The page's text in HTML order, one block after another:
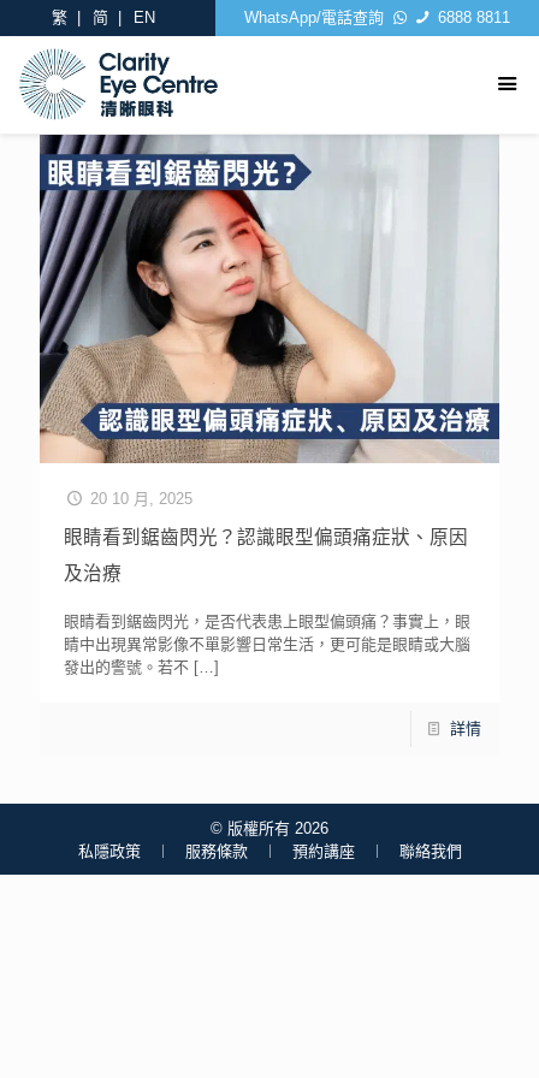
繁 简 EN WhatsApp/電話查詢 6888 8811
20 10 月, 2025
眼睛看到鋸齒閃光？認識眼型偏頭痛症狀、原因
及治療
眼睛看到鋸齒閃光，是否代表患上眼型偏頭痛？事實上，眼
睛中出現異常影像不單影響日常生活，更可能是眼睛或大腦
發出的警號。若不 […]
詳情
© 版權所有 2026
私隱政策
服務條款 預約講座 聯絡我們